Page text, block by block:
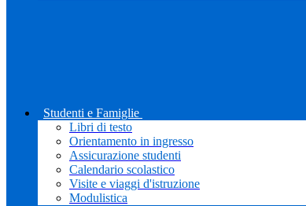
Studenti e Famiglie
Libri di testo
Orientamento in ingresso
Assicurazione studenti
Calendario scolastico
Visite e viaggi d'istruzione
Modulistica